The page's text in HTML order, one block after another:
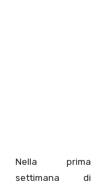
Nella prima
settimana di